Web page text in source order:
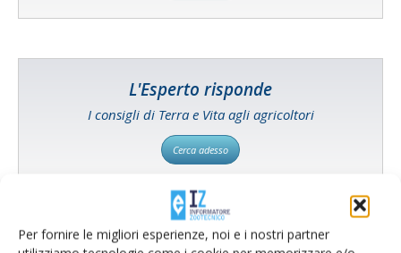
Per fornire le migliori esperienze, noi e i nostri partner
L'Esperto risponde
I consigli di Terra e Vita agli agricoltori
Cerca adesso